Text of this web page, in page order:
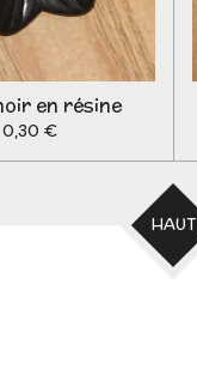
en résine
0,30 €
HAUT